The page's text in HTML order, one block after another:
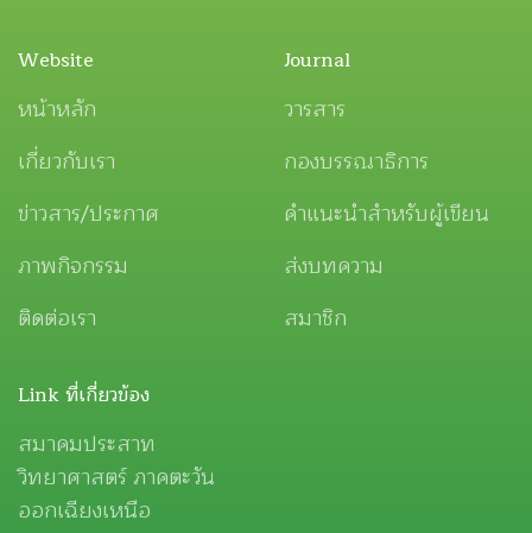
Website
หน้าหลัก
เกี่ยวกับเรา
ข่าวสาร/ประกาศ
ภาพกิจกรรม
ติดต่อเรา
Journal
วารสาร
กองบรรณาธิการ
คำแนะนำสำหรับผู้เขียน
ส่งบทความ
สมาชิก
Link ที่เกี่ยวข้อง
สมาคมประสาท
วิทยาศาสตร์ ภาคตะวัน
ออกเฉียงเหนือ